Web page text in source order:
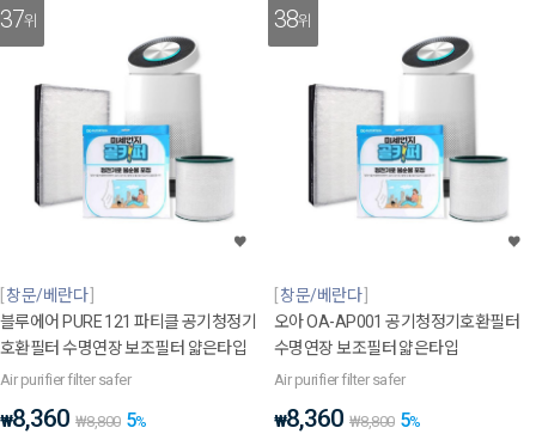
37위
창문/베란다
블루에어 PURE 121 파티클 공기청정기
호환필터 수명연장 보조필터 얇은타입
Air purifier filter safer
₩8,360 ₩8,800 5%
38위
창문/베란다
오아 OA-AP001 공기청정기호환필터
수명연장 보조필터 얇은타입
Air purifier filter safer
₩8,360 ₩8,800 5%